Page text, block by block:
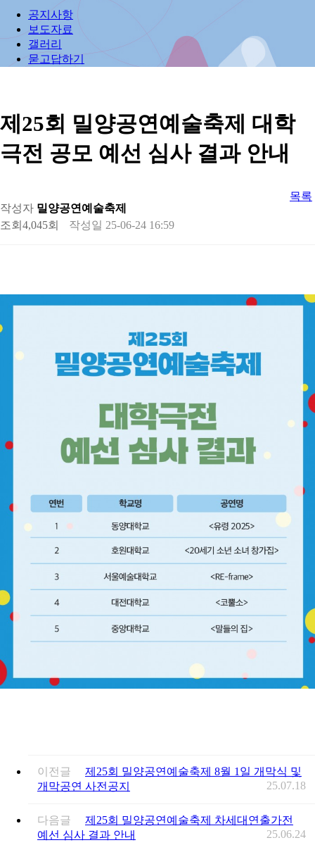
공지사항
보도자료
갤러리
묻고답하기
제25회 밀양공연예술축제 대학
극전 공모 예선 심사 결과 안내
작성자 밀양공연예술축제
조회 4,045회 작성일 25-06-24 16:59
목록
이전글
제25회 밀양공연예술축제 8월 1일 개막식 및
개막공연 사전공지
25.07.18
다음글
제25회 밀양공연예술축제 차세대연출가전
예선 심사 결과 안내
25.06.24